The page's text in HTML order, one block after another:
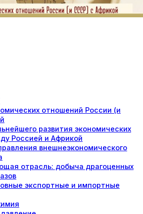
отношений России (и
развития экономических
Россией и Африкой
внешнеэкономического
отрасль: добыча драгоценных
экспортные и импортные